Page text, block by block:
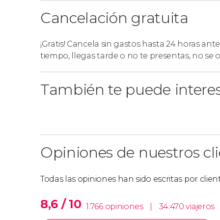
Cierres parciales
la parada 22 de la Ruta
actualmente fuera de servicio. La parada
El 1 de enero no estará operativo el autobús
de 48 horas utilizados el día 31 se extenderán
Cancelación gratuita
¡Gratis! Cancela sin gastos hasta 24 horas
tiempo, llegas tarde o no te presentas, no se
También te puede
Opiniones de nuestros
Todas las opiniones han sido escritas por
8,6 / 10 1.766 opiniones 34.470 viajeros